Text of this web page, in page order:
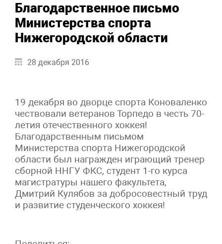
Благодарственное письмо
Министерства спорта
Нижегородской области
28 декабря 2016
19 декабря во дворце спорта Коноваленко
чествовали ветеранов Торпедо в честь 70-
летия отечественного хоккея!
Благодарственным письмом
Министерства спорта Нижегородской
области был награжден играющий тренер
сборной ННГУ ФКС, студент 1-го курса
магистратуры нашего факультета,
Дмитрий Кулябов за добросовестный труд
и развитие студенческого хоккея!